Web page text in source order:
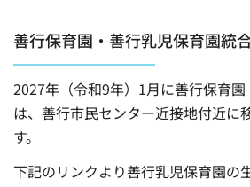
善行保育園・善行乳児保育園統
2027年（令和9年）1月に善行保育
は、善行市民センター近接地付近に
す。
下記のリンクより善行乳児保育園の